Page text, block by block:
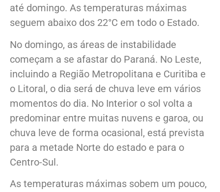
até domingo. As temperaturas máximas
seguem abaixo dos 22°C em todo o Estado.
No domingo, as áreas de instabilidade
começam a se afastar do Paraná. No Leste,
incluindo a Região Metropolitana e Curitiba e
o Litoral, o dia será de chuva leve em vários
momentos do dia. No Interior o sol volta a
predominar entre muitas nuvens e garoa, ou
chuva leve de forma ocasional, está prevista
para a metade Norte do estado e para o
Centro-Sul.
As temperaturas máximas sobem um pouco,